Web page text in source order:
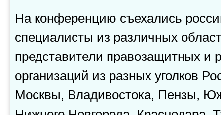
На конференцию съехались
специалисты из различных
представители правозащитных и
организаций из разных уголков
Москвы, Владивостока, Пензы,